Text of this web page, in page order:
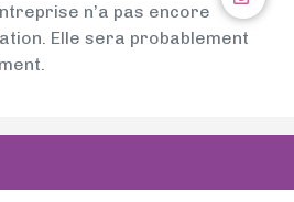
n’a pas encore
Elle sera probablement